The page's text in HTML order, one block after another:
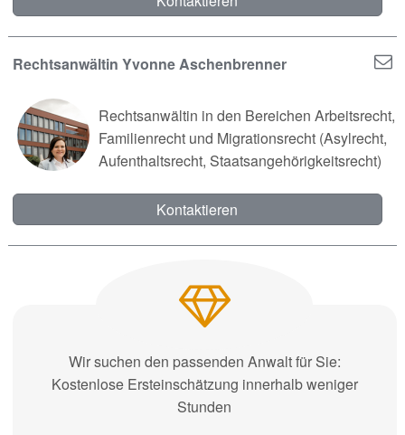
Rechtsanwältin Yvonne Aschenbrenner
Rechtsanwältin in den Bereichen Arbeitsrecht,
Familienrecht und Migrationsrecht (Asylrecht,
Aufenthaltsrecht, Staatsangehörigkeitsrecht)
Kontaktieren
Wir suchen den passenden Anwalt für Sie:
Kostenlose Ersteinschätzung innerhalb weniger
Stunden